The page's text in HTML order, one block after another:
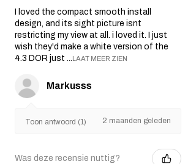
I loved the compact smooth install
design, and its sight picture isnt
restricting my view at all. i loved it. I just
wish they'd make a white version of the
4.3 DOR just ...LAAT MEER ZIEN
Markusss
Toon antwoord (1) 2 maanden geleden
Was deze recensie nuttig?